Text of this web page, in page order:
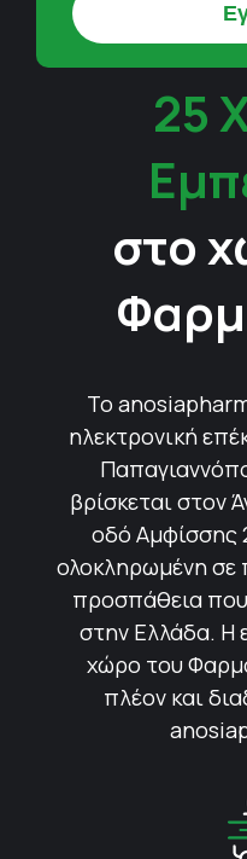
25
στο
Το
ηλεκτρονική
βρίσκεται στον
οδό Αμφίσσης
ολοκληρωμένη σε
προσπάθεια που
στην Ελλάδα. Η
χώρο του
πλέον και